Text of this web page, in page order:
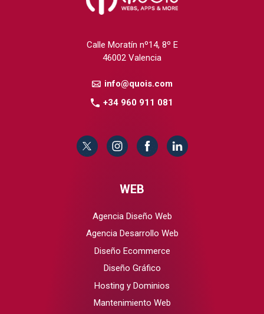
Calle Moratín nº14, 8º E
46002 Valencia
info@quois.com
+34 960 911 081
WEB
Agencia Diseño Web
Agencia Desarrollo Web
Diseño Ecommerce
Diseño Gráfico
Hosting y Dominios
Mantenimiento Web